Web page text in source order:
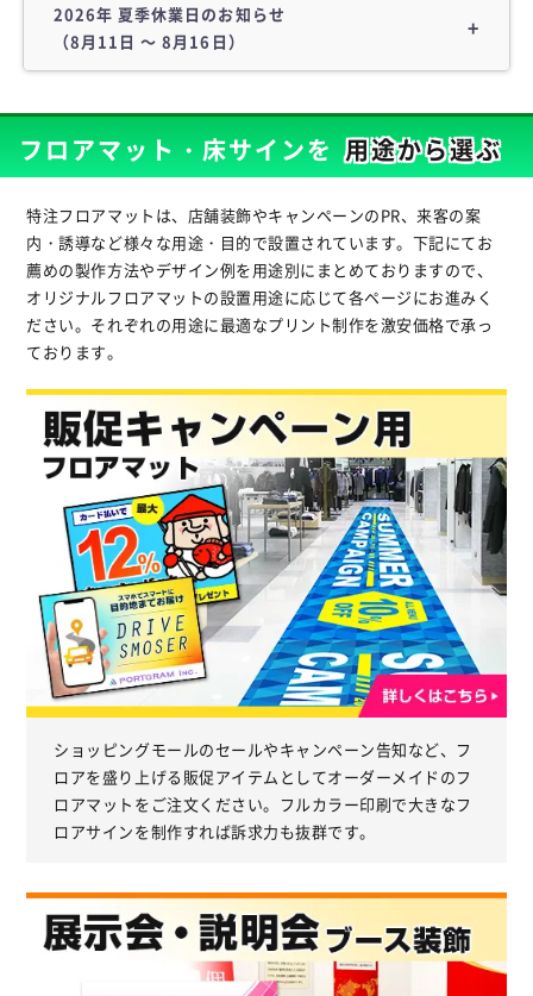
2026年 夏季休業日のお知らせ
（8月11日 ～ 8月16日）
2026年 8月11日（火） ～ 8月16日（日）
期間中に頂きましたお問い合わせ等は、8月17日より順次
ご対応させていただきます。
ご迷惑をお掛けいたしますが、何卒ご了承くださいますよ
う宜しくお願いいたします。
フロアマット・床サインを 用途から選ぶ
特注フロアマットは、店舗装飾やキャンペーンのPR、来客の案
内・誘導など様々な用途・目的で設置されています。下記にてお
薦めの製作方法やデザイン例を用途別にまとめておりますので、
オリジナルフロアマットの設置用途に応じて各ページにお進みく
ださい。それぞれの用途に最適なプリント制作を激安価格で承っ
ております。
ショッピングモールのセールやキャンペーン告知など、フ
ロアを盛り上げる販促アイテムとしてオーダーメイドのフ
ロアマットをご注文ください。フルカラー印刷で大きなフ
ロアサインを制作すれば訴求力も抜群です。